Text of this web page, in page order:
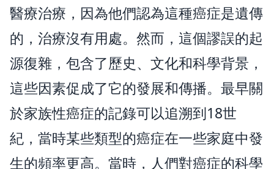
醫療治療，因為他們認為這種癌症是遺傳
的，治療沒有用處。然而，這個謬誤的起
源復雜，包含了歷史、文化和科學背景，
這些因素促成了它的發展和傳播。最早關
於家族性癌症的記錄可以追溯到18世
紀，當時某些類型的癌症在一些家庭中發
生的頻率更高。當時，人們對癌症的科學